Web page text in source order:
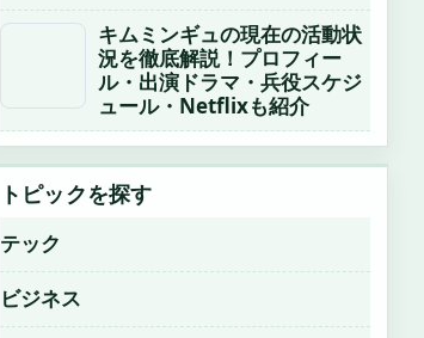
キムミンギュの現在の活動状
況を徹底解説！プロフィー
ル・出演ドラマ・兵役スケジ
ュール・Netflixも紹介
トピックを探す
テック
ビジネス